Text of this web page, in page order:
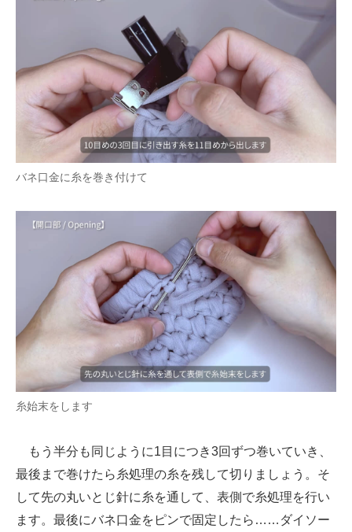
バネ口金に糸を巻き付けて
糸始末をします
もう半分も同じように1目につき3回ずつ巻いていき、
最後まで巻けたら糸処理の糸を残して切りましょう。そ
して先の丸いとじ針に糸を通して、表側で糸処理を行い
ます。最後にバネ口金をピンで固定したら……ダイソー